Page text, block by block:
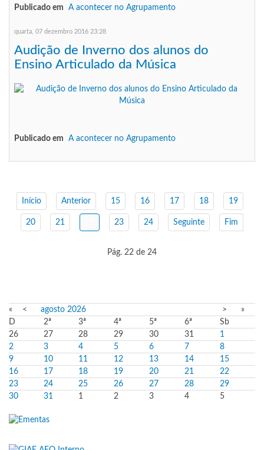
Publicado em A acontecer no Agrupamento
quarta, 07 dezembro 2016 23:28
Audição de Inverno dos alunos do
Ensino Articulado da Música
Publicado em A acontecer no Agrupamento
Início Anterior 15 16 17 18 19
20 21 23 24 Seguinte Fim
Pág. 22 de 24
« < agosto 2026 >
»
D
2ª 3ª 4ª 5ª 6ª
Sb
26
27 28 29 30 31
1
2
3 4 5 6 7
8
9
10 11 12 13 14
15
16
17 18 19 20 21
22
23
24 25 26 27 28
29
30
31 1 2 3 4 5